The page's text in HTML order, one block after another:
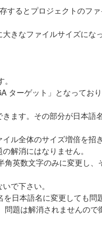
するとプロジェクトのフ
きなファイルサイズにな
ターゲット」となっており
ます。その部分が日本語
ル全体のサイズ増倍を招き
解消にはなりません。
英数文字のみに変更し、
で下さい。
日本語名に変更しても問
題は解消されませんので